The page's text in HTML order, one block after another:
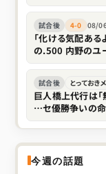
試合後 4-0 08/
「化ける気配あ
の.500 内野のユ
試合後 とっておき
巨人橋上代行は「
…セ優勝争いの
今週の話題